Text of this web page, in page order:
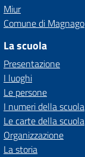
Miur
Comune di Magnago
La scuola
Presentazione
I luoghi
Le persone
I numeri della scuola
Le carte della scuola
Organizzazione
La storia